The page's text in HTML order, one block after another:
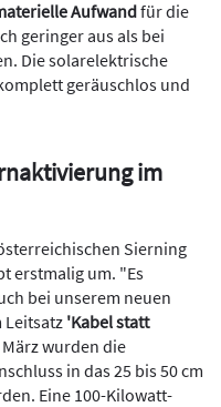
Aufwandfür die
geringer aus als bei
Die solarelektrische
geräuschlos und
im
Sierning
erstmalig um. "Es
bei unserem neuen
Leitsatz 'Kabel statt
wurden die
in das 25 bis 50 cm
Eine 100-Kilowatt-